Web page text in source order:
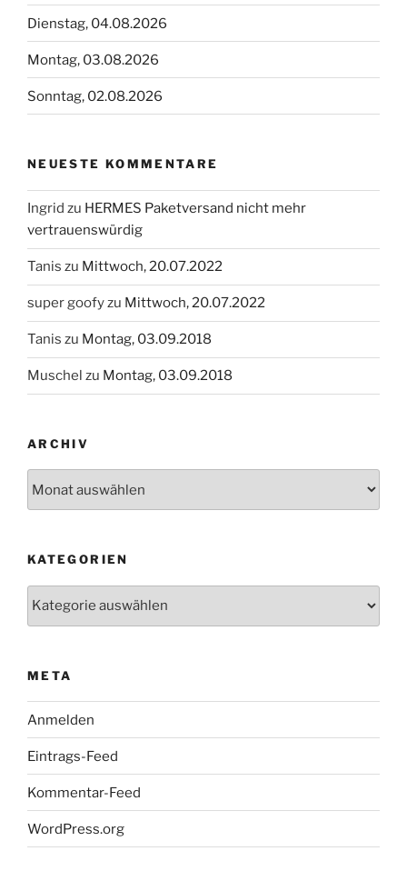
Dienstag, 04.08.2026
Montag, 03.08.2026
Sonntag, 02.08.2026
NEUESTE KOMMENTARE
Ingrid zu HERMES Paketversand nicht mehr
vertrauenswürdig
Tanis zu Mittwoch, 20.07.2022
super goofyzu Mittwoch, 20.07.2022
Tanis zu Montag, 03.09.2018
Muschel zu Montag, 03.09.2018
ARCHIV
KATEGORIEN
META
Anmelden
Eintrags-Feed
Kommentar-Feed
WordPress.org